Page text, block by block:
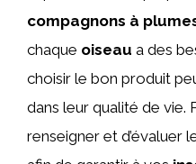
compagnons à
chaque oiseau a des
choisir le bon produit
dans leur qualité de vie.
renseigner et d’évaluer